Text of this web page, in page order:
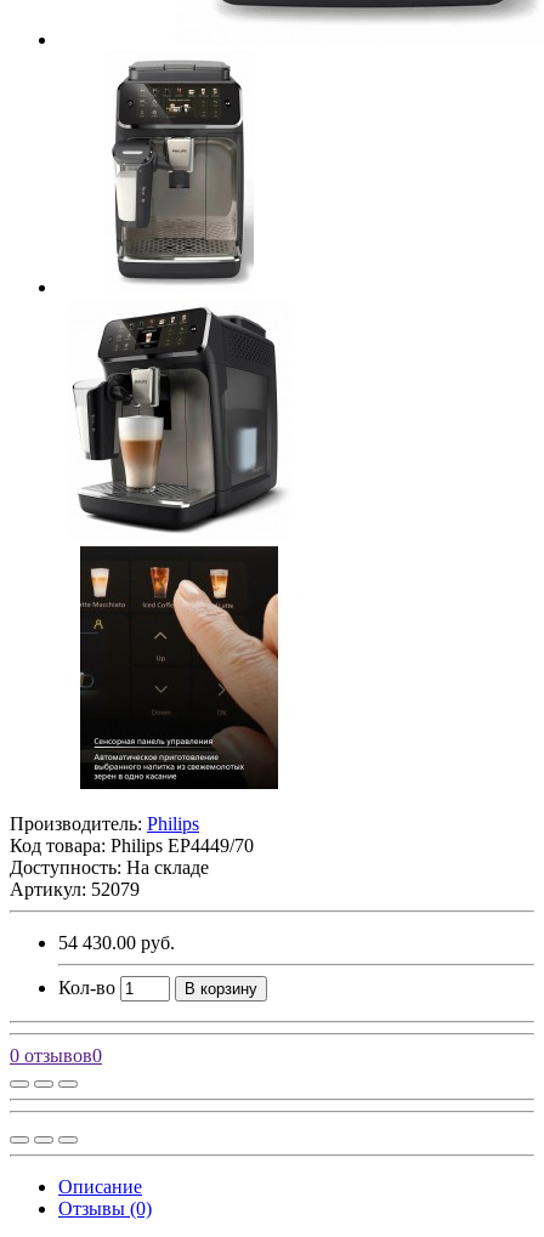
Производитель: Philips
Код товара: Philips EP4449/70
Доступность: На складе
Артикул: 52079
54 430.00 руб.
Кол-во В корзину
0 отзывов0
Описание
Отзывы (0)